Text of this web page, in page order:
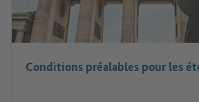
Conditions préalables pour les